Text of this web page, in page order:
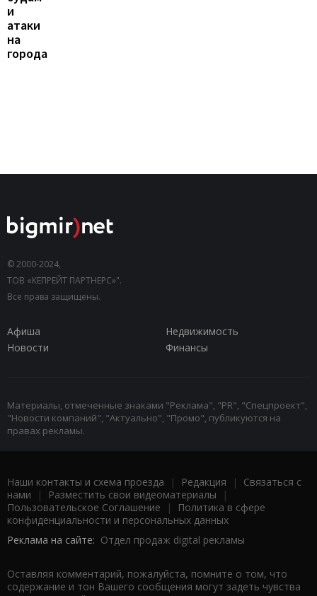
и
атаки
на
города
© 2000-2024,
ТОВ «КЕПРЕЙТ ПАРТНЕРС»".
Все права защищены.
Афиша
Недвижимость
Новости
Финансы
Материалы, отмеченные знаками "Реклама", "PR", "Спецпроект",
"Новости компаний", "Актуально", "Промо", публикуются на
правах рекламы.
Наши контакты и схема проезда | Редакция | Связаться с
нами | Разместить свои видеоматериалы |
Пользовательское Соглашение |
Политика в сфере
конфиденциальности и персональных данных
Реклама на сайте: Отдел продаж digital рекламы
Оставляя комментарий, пожалуйста, помните о том, что
содержание и тон Вашего сообщения могут задеть чувства